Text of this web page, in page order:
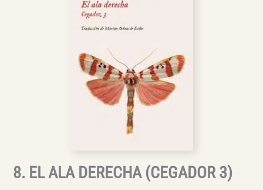
8. EL ALA DERECHA (CEGADOR 3)